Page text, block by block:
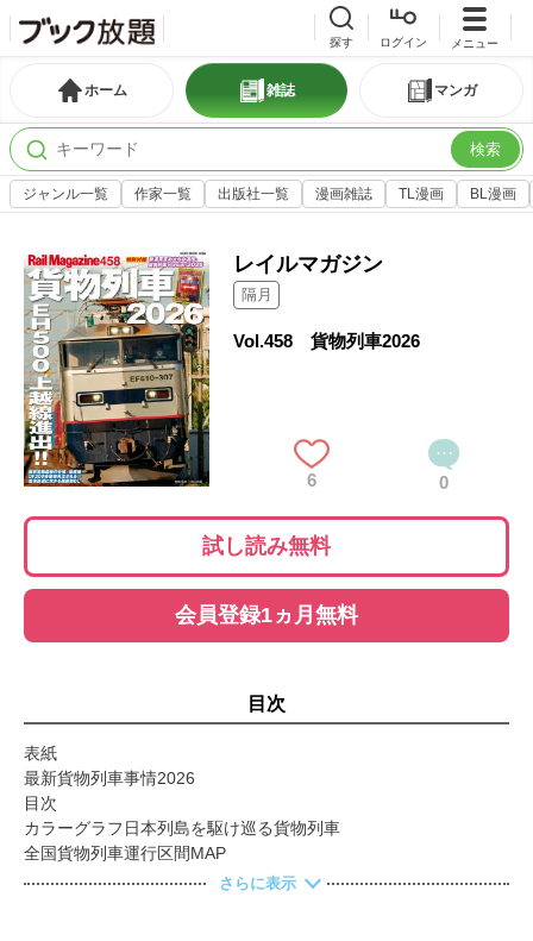
探す ログイン メニュー
ホーム 雑誌 マンガ
検索
ジャンル一覧 作家一覧 出版社一覧 漫画雑誌 TL漫画 BL漫画
レイルマガジン
隔月
Vol.458 貨物列車2026
6 0
試し読み無料
会員登録1ヵ月無料
目次
表紙
最新貨物列車事情2026
目次
カラーグラフ日本列島を駆け巡る貨物列車
全国貨物列車運行区間MAP
「プロフェッサー吉岡の私有貨車図鑑 令和改定版」ご案内
さらに表示